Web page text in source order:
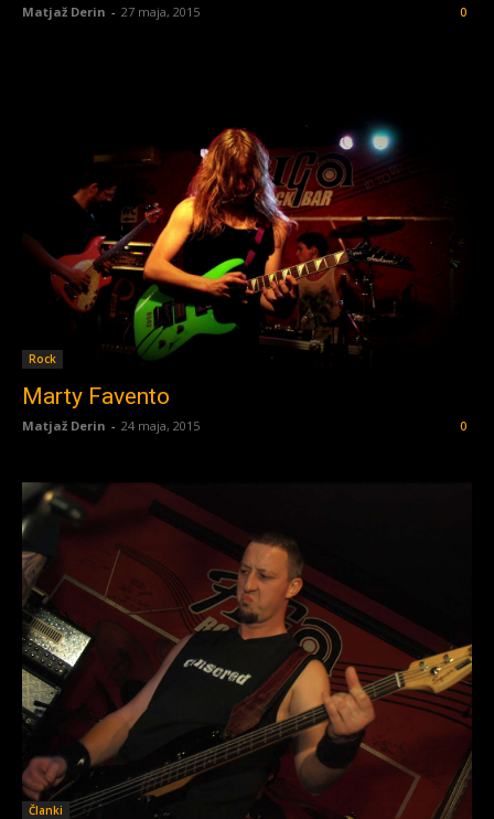
Matjaž Derin - 27 maja, 2015 0
Rock
Marty Favento
Matjaž Derin - 24 maja, 2015 0
Članki